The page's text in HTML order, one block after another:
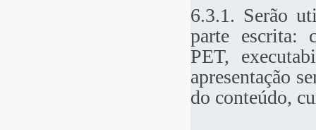
6.3.1. Serão
parte escrita:
PET,
apresentação
do conteúdo,